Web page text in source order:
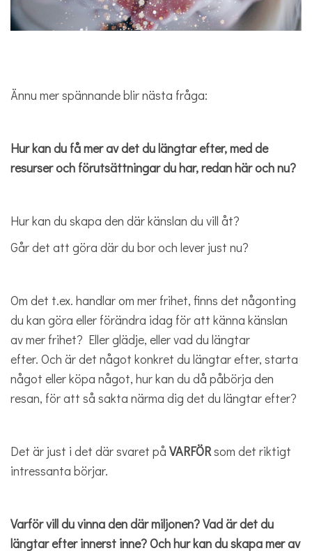
Ännu mer spännande blir nästa fråga:
Hur kan du få mer av det du längtar efter, med de
resurser och förutsättningar du har, redan här och nu?
Hur kan du skapa den där känslan du vill åt?
Går det att göra där du bor och lever just nu?
Om det t.ex. handlar om mer frihet, finns det någonting
du kan göra eller förändra idag för att känna känslan
av mer frihet? Eller glädje, eller vad du längtar
efter. Och är det något konkret du längtar efter, starta
något eller köpa något, hur kan du då påbörja den
resan, för att så sakta närma dig det du längtar efter?
Det är just i det där svaret på VARFÖRsom det riktigt
intressanta börjar.
Varför vill du vinna den där miljonen? Vad är det du
längtar efter innerst inne? Och hur kan du skapa mer av